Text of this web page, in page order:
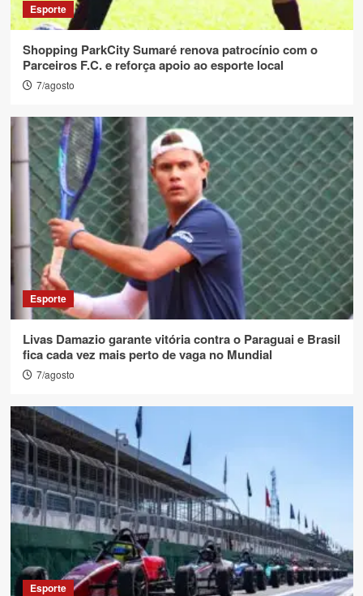
Esporte
Shopping ParkCity Sumaré renova patrocínio com o
Parceiros F.C. e reforça apoio ao esporte local
7/agosto
Esporte
Livas Damazio garante vitória contra o Paraguai e Brasil
fica cada vez mais perto de vaga no Mundial
7/agosto
Esporte